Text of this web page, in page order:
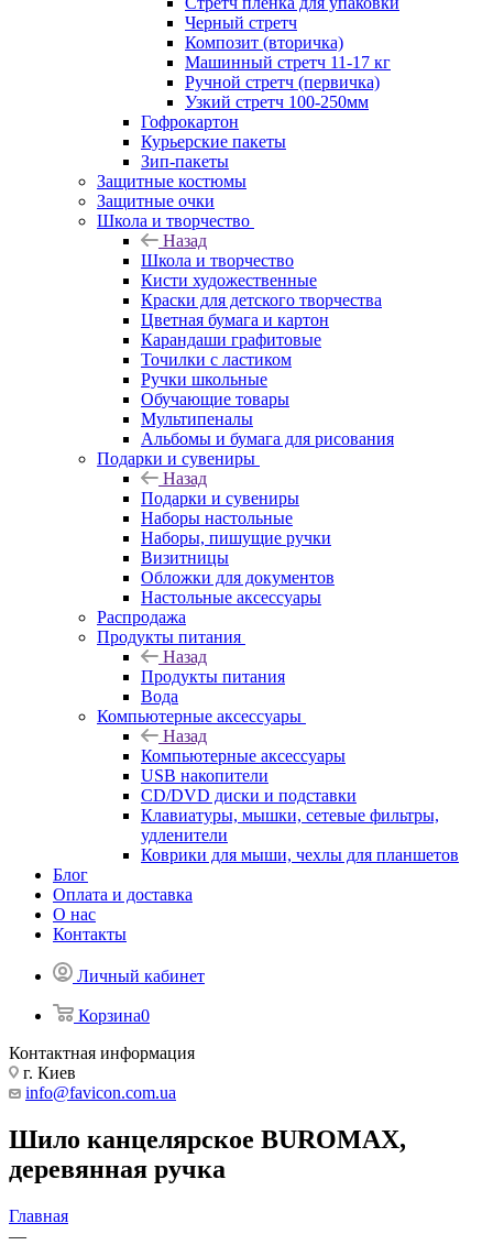
Черный стретч
Композит (вторичка)
Машинный стретч 11-17 кг
Ручной стретч (первичка)
Узкий стретч 100-250мм
Гофрокартон
Курьерские пакеты
Зип-пакеты
Защитные костюмы
Защитные очки
Школа и творчество
Назад
Школа и творчество
Кисти художественные
Краски для детского творчества
Цветная бумага и картон
Карандаши графитовые
Точилки с ластиком
Ручки школьные
Обучающие товары
Мультипеналы
Альбомы и бумага для рисования
Подарки и сувениры
Назад
Подарки и сувениры
Наборы настольные
Наборы, пишущие ручки
Визитницы
Обложки для документов
Настольные аксессуары
Распродажа
Продукты питания
Назад
Продукты питания
Вода
Компьютерные аксессуары
Назад
Компьютерные аксессуары
USB накопители
CD/DVD диски и подставки
Клавиатуры, мышки, сетевые фильтры,
удленители
Коврики для мыши, чехлы для планшетов
Блог
Оплата и доставка
О нас
Контакты
Личный кабинет
Корзина0
Контактная информация
г. Киев
info@favicon.com.ua
Шило канцелярское BUROMAX,
деревянная ручка
Главная
—